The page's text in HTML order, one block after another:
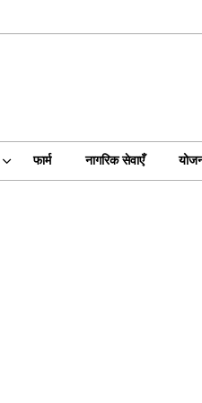
फार्म नागरिक सेवाएँ